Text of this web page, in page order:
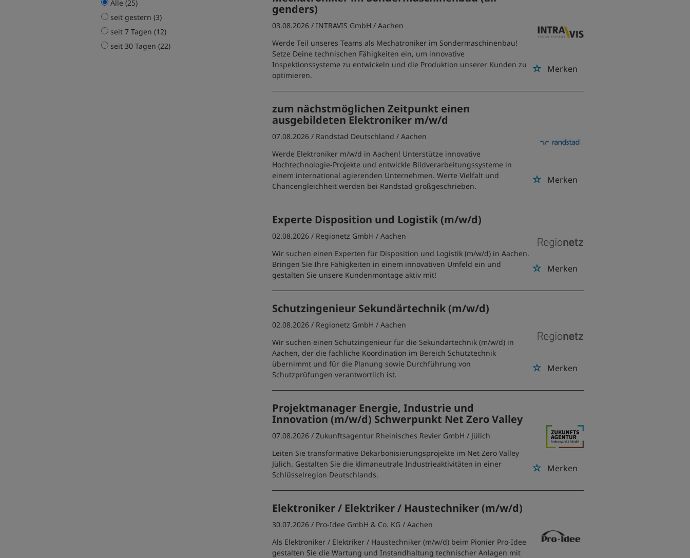
Alle (25)
seit gestern (3)
seit 7 Tagen (12)
seit 30 Tagen (22)
genders)
Merken
03.08.2026 /INTRAVIS GmbH / Aachen
Werde Teil unseres Teams als Mechatroniker im Sondermaschinenbau!
Setze Deine technischen Fähigkeiten ein, um innovative
Inspektionssysteme zu entwickeln und die Produktion unserer Kunden zu
optimieren.
zum nächstmöglichen Zeitpunkt einen
ausgebildeten Elektroniker m/w/d
Merken
07.08.2026 / Randstad Deutschland / Aachen
Werde Elektroniker m/w/d in Aachen! Unterstütze innovative
Hochtechnologie-Projekte und entwickle Bildverarbeitungssysteme in
einem international agierenden Unternehmen. Werte Vielfalt und
Chancengleichheit werden bei Randstad großgeschrieben.
Experte Disposition und Logistik (m/w/d)
Merken
02.08.2026 / Regionetz GmbH / Aachen
Wir suchen einen Experten für Disposition und Logistik (m/w/d) in Aachen.
Bringen Sie Ihre Fähigkeiten in einem innovativen Umfeld ein und
gestalten Sie unsere Kundenmontage aktiv mit!
Schutzingenieur Sekundärtechnik (m/w/d)
Merken
02.08.2026 / Regionetz GmbH / Aachen
Wir suchen einen Schutzingenieur für die Sekundärtechnik (m/w/d) in
Aachen, der die fachliche Koordination im Bereich Schutztechnik
übernimmt und für die Planung sowie Durchführung von
Schutzprüfungen verantwortlich ist.
Projektmanager Energie, Industrie und
Innovation (m/w/d) Schwerpunkt Net Zero Valley
Merken
07.08.2026 /Zukunftsagentur Rheinisches Revier GmbH / Jülich
Leiten Sie transformative Dekarbonisierungsprojekte im Net Zero Valley
Jülich. Gestalten Sie die klimaneutrale Industrieaktivitäten in einer
Schlüsselregion Deutschlands.
Elektroniker / Elektriker / Haustechniker (m/w/d)
30.07.2026 / Pro-Idee GmbH & Co. KG / Aachen
Als Elektroniker / Elektriker / Haustechniker (m/w/d) beim Pionier Pro-Idee
gestalten Sie die Wartung und Instandhaltung technischer Anlagen mit